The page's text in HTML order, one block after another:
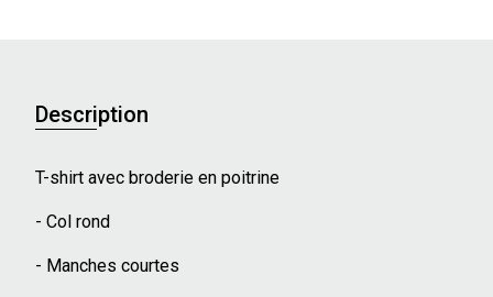
Description
T-shirt avec broderie en poitrine
- Col rond
- Manches courtes